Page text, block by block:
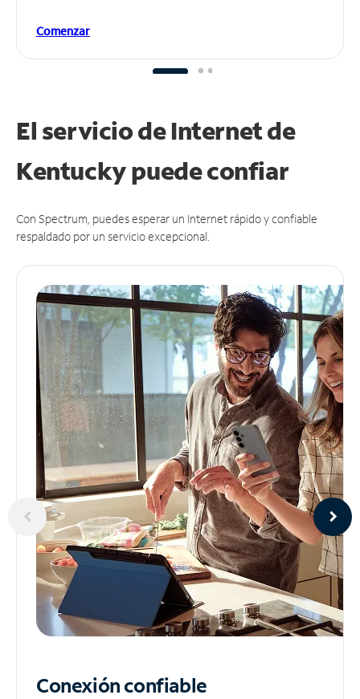
Comenzar
El servicio de Internet de
Kentucky puedeconfiar
Con Spectrum, puedes esperar un Internet rápido y confiable
respaldado por un servicio excepcional.
Conexión confiable